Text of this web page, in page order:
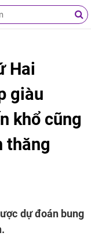
Hai
giàu
khổ cũng
thăng
dự đoán bung